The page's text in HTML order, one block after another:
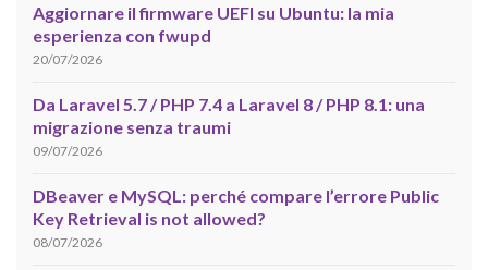
Aggiornare il firmware UEFI su Ubuntu: la mia
esperienza con fwupd
20/07/2026
Da Laravel 5.7 / PHP 7.4 a Laravel 8 / PHP 8.1: una
migrazione senza traumi
09/07/2026
DBeaver e MySQL: perché compare l’errore Public
Key Retrieval is not allowed?
08/07/2026